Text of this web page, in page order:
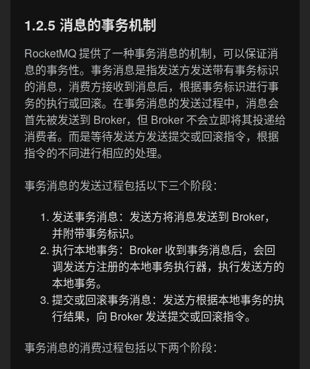
1.2.5 消息的事务机制
RocketMQ 提供了一种事务消息的机制，可以保证消
息的事务性。事务消息是指发送方发送带有事务标识
的消息，消费方接收到消息后，根据事务标识进行事
务的执行或回滚。在事务消息的发送过程中，消息会
首先被发送到 Broker，但 Broker 不会立即将其投递给
消费者。而是等待发送方发送提交或回滚指令，根据
指令的不同进行相应的处理。
事务消息的发送过程包括以下三个阶段：
发送事务消息：发送方将消息发送到 Broker，
并附带事务标识。
执行本地事务：Broker 收到事务消息后，会回
调发送方注册的本地事务执行器，执行发送方的
本地事务。
提交或回滚事务消息：发送方根据本地事务的执
行结果，向 Broker 发送提交或回滚指令。
事务消息的消费过程包括以下两个阶段：